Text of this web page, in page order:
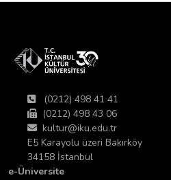
(0212) 498 41 41
(0212) 498 43 06
kultur@iku.edu.tr
E5 Karayolu üzeri Bakırköy
34158 İstanbul
e-Üniversite